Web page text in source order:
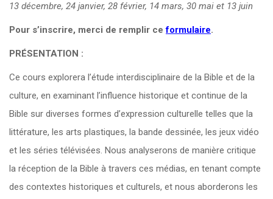
13 décembre, 24 janvier, 28 février, 14 mars, 30 mai et 13 juin
Pour s’inscrire, merci de remplir ceformulaire.
PRÉSENTATION :
Ce cours explorera l’étude interdisciplinaire de la Bible et de la
culture, en examinant l’influence historique et continue de la
Bible sur diverses formes d’expression culturelle telles que la
littérature, les arts plastiques, la bande dessinée, les jeux vidéo
et les séries télévisées. Nous analyserons de manière critique
la réception de la Bible à travers ces médias, en tenant compte
des contextes historiques et culturels, et nous aborderons les